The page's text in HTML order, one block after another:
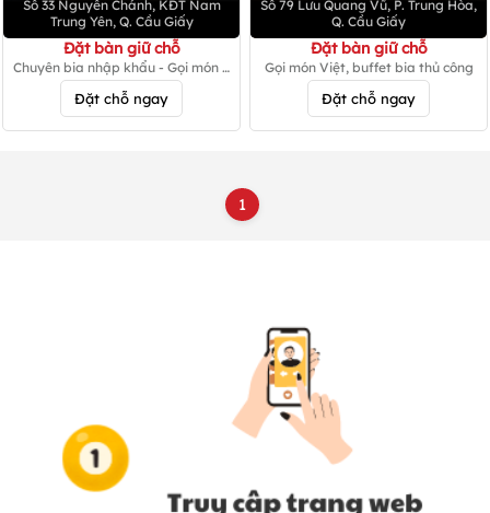
Số 33 Nguyễn Chánh, KĐT Nam
Trung Yên, Q. Cầu Giấy
Đặt bàn giữ chỗ
Chuyên bia nhập khẩu - Gọi món Á
Đặt chỗ ngay
Số 79 Lưu Quang Vũ, P. Trung Hòa,
Q. Cầu Giấy
Đặt bàn giữ chỗ
Gọi món Việt, buffet bia thủ công
Đặt chỗ ngay
1